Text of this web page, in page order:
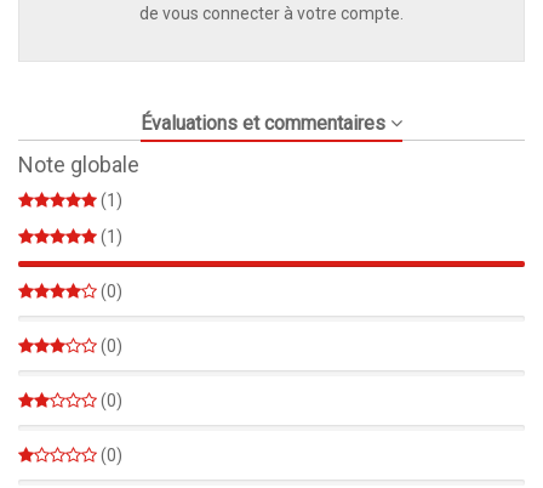
de vous connecter à votre compte.
Évaluations et commentaires
Note globale
(1)
(1)
100%
(0)
(0)
(0)
(0)